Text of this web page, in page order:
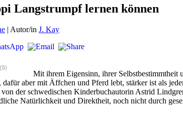
Langstrumpf lernen können
| Autor/in J. Kay
(9)
Mit ihrem Eigensinn, ihrer Selbstbestimmtheit
dafür aber mit Äffchen und Pferd lebt, stärker ist als
der schwedischen Kinderbuchautorin Astrid
Natürlichkeit und Direktheit, noch nicht durch